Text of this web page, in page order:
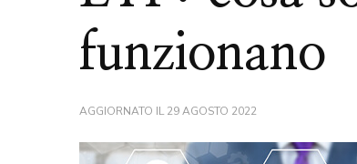
funzionano
AGGIORNATO IL29 AGOSTO 2022